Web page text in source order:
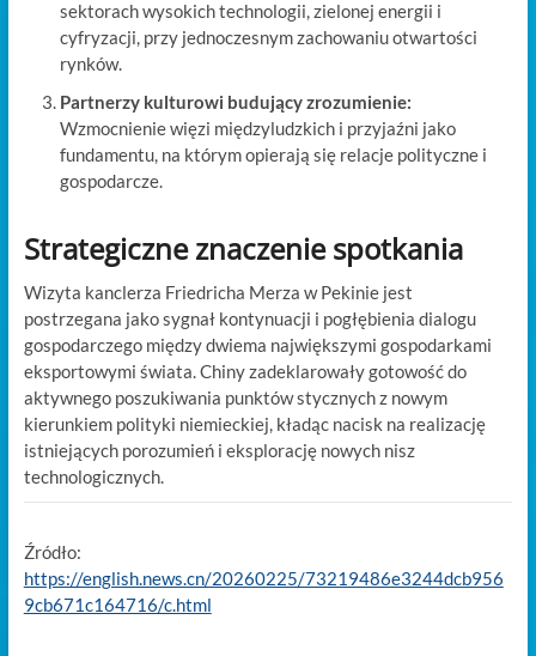
sektorach wysokich technologii, zielonej energii i
cyfryzacji, przy jednoczesnym zachowaniu otwartości
rynków.
Partnerzy kulturowi budujący zrozumienie:
Wzmocnienie więzi międzyludzkich i przyjaźni jako
fundamentu, na którym opierają się relacje polityczne i
gospodarcze.
Strategiczne znaczenie spotkania
Wizyta kanclerza Friedricha Merza w Pekinie jest
postrzegana jako sygnał kontynuacji i pogłębienia dialogu
gospodarczego między dwiema największymi gospodarkami
eksportowymi świata.Chiny zadeklarowały gotowość do
aktywnego poszukiwania punktów stycznych z nowym
kierunkiem polityki niemieckiej, kładąc nacisk na realizację
istniejących porozumień i eksplorację nowych nisz
technologicznych.
Źródło:
https://english.news.cn/20260225/73219486e3244dcb956
9cb671c164716/c.html